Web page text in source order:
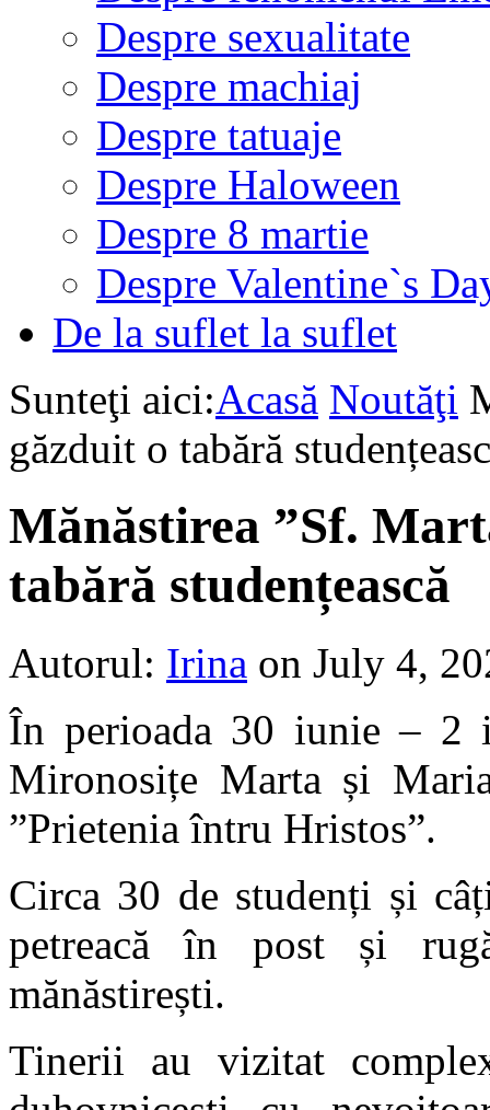
Despre sexualitate
Despre machiaj
Despre tatuaje
Despre Haloween
Despre 8 martie
Despre Valentine`s
De la suflet la suflet
Sunteţi aici:Acasă Noutăţi
găzduit o tabără
Mănăstirea ”Sf.
tabără studențească
Autorul: Irina on July 4,
În perioada 30 iunie – 2
Mironosițe Marta și
”Prietenia întru Hristos”.
Circa 30 de studenți și
petreacă în post și
mănăstirești.
Tinerii au vizitat